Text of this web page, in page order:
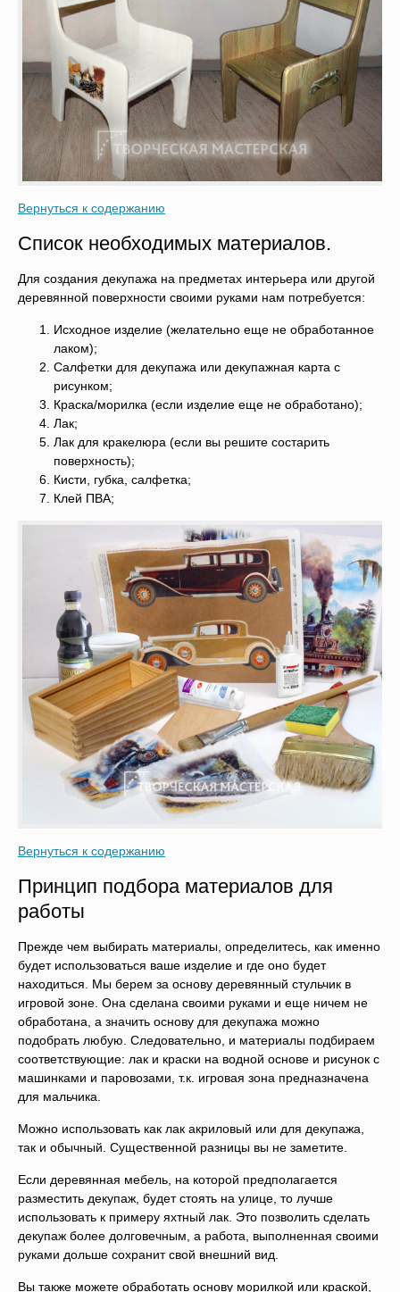
Вернуться к содержанию
Список необходимых материалов.
Для создания декупажа на предметах интерьера или другой
деревянной поверхности своими руками нам потребуется:
Исходное изделие (желательно еще не обработанное
лаком);
Салфетки для декупажа или декупажная карта с
рисунком;
Краска/морилка (если изделие еще не обработано);
Лак;
Лак для кракелюра (если вы решите состарить
поверхность);
Кисти, губка, салфетка;
Клей ПВА;
Вернуться к содержанию
Принцип подбора материалов для
работы
Прежде чем выбирать материалы, определитесь, как именно
будет использоваться ваше изделие и где оно будет
находиться. Мы берем за основу деревянный стульчик в
игровой зоне. Она сделана своими руками и еще ничем не
обработана, а значить основу для декупажа можно
подобрать любую. Следовательно, и материалы подбираем
соответствующие: лак и краски на водной основе и рисунок с
машинками и паровозами, т.к. игровая зона предназначена
для мальчика.
Можно использовать как лак акриловый или для декупажа,
так и обычный. Существенной разницы вы не заметите.
Если деревянная мебель, на которой предполагается
разместить декупаж, будет стоять на улице, то лучше
использовать к примеру яхтный лак. Это позволить сделать
декупаж более долговечным, а работа, выполненная своими
руками дольше сохранит свой внешний вид.
Вы также можете обработать основу морилкой или краской,